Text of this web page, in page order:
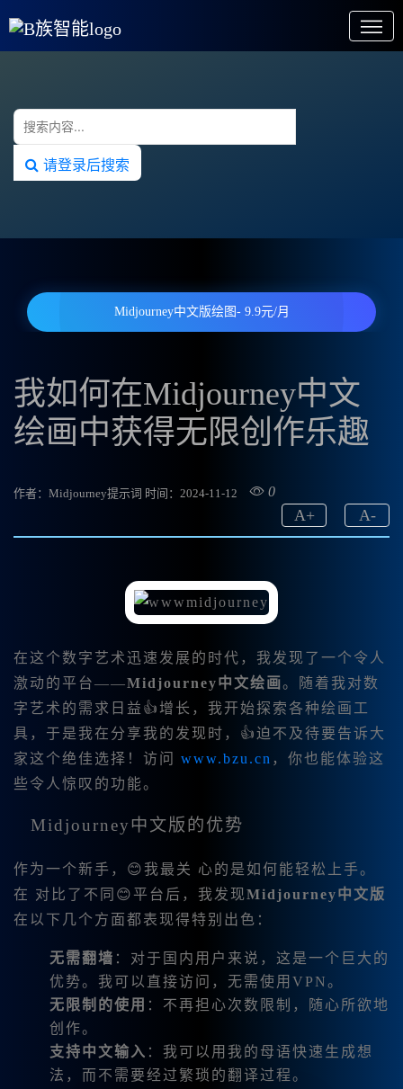
请登录后搜索
Midjourney中文版绘图- 9.9元/月
我如何在Midjourney中文
绘画中获得无限创作乐趣
作者：Midjourney提示词 时间：2024-11-12 0
A-
A+
在这个数字艺术迅速发展的时代，我发现了一个令人
激动的平台——Midjourney中文绘画。随着我对数
字艺术的需求日益👍增长，我开始探索各种绘画工
具，于是我在分享我的发现时，👍迫不及待要告诉大
家这个绝佳选择！访问 www.bzu.cn ，你也能体验这
些令人惊叹的功能。
Midjourney中文版的优势
作为一个新手，😊我最关 心的是如何能轻松上手。
在 对比了不同😊平台后，我发现Midjourney中文版
在以下几个方面都表现得特别出色：
无需翻墙 ：对于国内用户来说，这是一个巨大的
优势。我可以直接访问，无需使用VPN。
无限制的使用 ：不再担心次数限制，随心所欲地
创作。
支持中文输入 ：我可以用我的母语快速生成想
法，而不需要经过繁琐的翻译过程。